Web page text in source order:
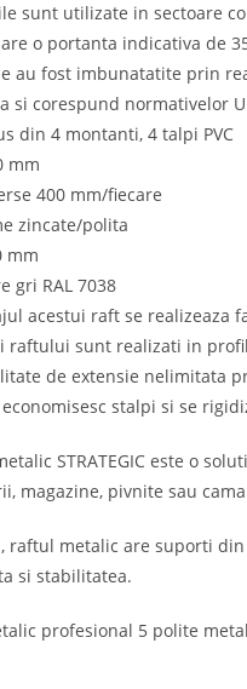
sunt utilizate in sectoare
o portanta indicativa de
au fost imbunatatite prin
si corespund normativelor
din 4 montanti, 4 talpi PVC
mm
400 mm/fiecare
zincate/polita
mm
gri RAL 7038
acestui raft se realizeaza
raftului sunt realizati in
de extensie nelimitata
economisesc stalpi si se
STRATEGIC este o
magazine, pivnite sau
raftul metalic are suporti
si stabilitatea.
profesional 5 polite